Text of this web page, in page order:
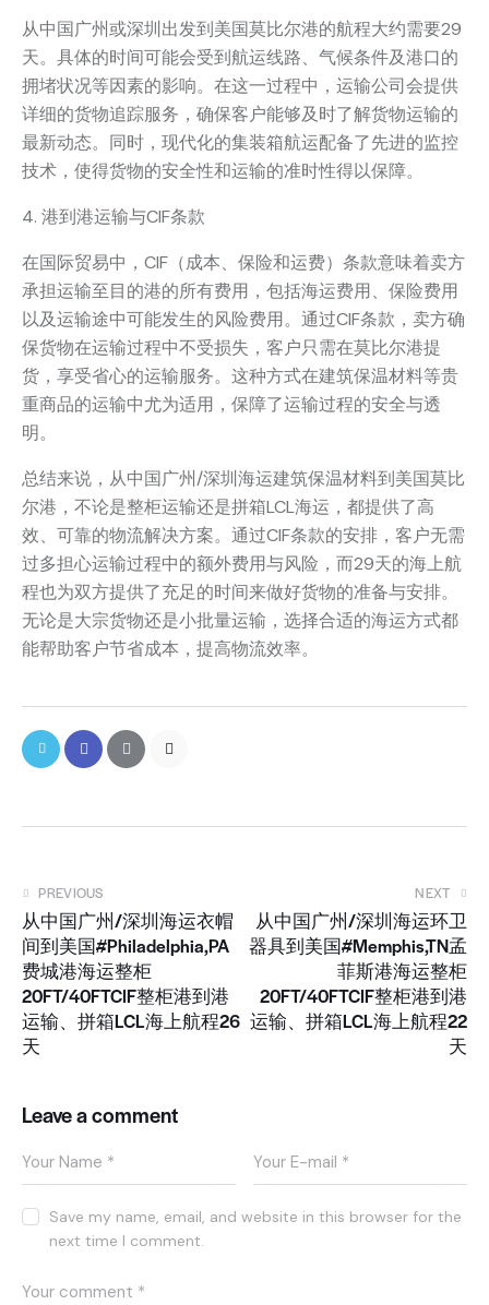
从中国广州或深圳出发到美国莫比尔港的航程大约需要29
天。具体的时间可能会受到航运线路、气候条件及港口的
拥堵状况等因素的影响。在这一过程中，运输公司会提供
详细的货物追踪服务，确保客户能够及时了解货物运输的
最新动态。同时，现代化的集装箱航运配备了先进的监控
技术，使得货物的安全性和运输的准时性得以保障。
4. 港到港运输与CIF条款
在国际贸易中，CIF（成本、保险和运费）条款意味着卖方
承担运输至目的港的所有费用，包括海运费用、保险费用
以及运输途中可能发生的风险费用。通过CIF条款，卖方确
保货物在运输过程中不受损失，客户只需在莫比尔港提
货，享受省心的运输服务。这种方式在建筑保温材料等贵
重商品的运输中尤为适用，保障了运输过程的安全与透
明。
总结来说，从中国广州/深圳海运建筑保温材料到美国莫比
尔港，不论是整柜运输还是拼箱LCL海运，都提供了高
效、可靠的物流解决方案。通过CIF条款的安排，客户无需
过多担心运输过程中的额外费用与风险，而29天的海上航
程也为双方提供了充足的时间来做好货物的准备与安排。
无论是大宗货物还是小批量运输，选择合适的海运方式都
能帮助客户节省成本，提高物流效率。
PREVIOUS
从中国广州/深圳海运衣帽
间到美国#Philadelphia,PA
费城港海运整柜
20FT/40FTCIF整柜港到港
运输、拼箱LCL海上航程26
天
NEXT
从中国广州/深圳海运环卫
器具到美国#Memphis,TN孟
菲斯港海运整柜
20FT/40FTCIF整柜港到港
运输、拼箱LCL海上航程22
天
Leave a comment
Save my name, email, and website in this browser for the
next time I comment.